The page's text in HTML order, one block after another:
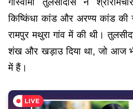
किष्किंधा कांड और अरण्य कांड की
रामपुर मथुरा गांव में की थी।
शंख और खड़ाउ दिया था, जो आज
में हैं।